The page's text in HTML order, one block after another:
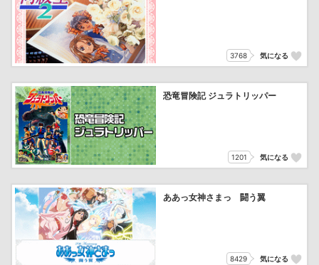
3768 気になる
恐竜冒険記 ジュラトリッパー
1201 気になる
ああっ女神さまっ 闘う翼
8429 気になる